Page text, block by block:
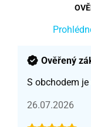
Ověřený
S obchodem
26.07.2026